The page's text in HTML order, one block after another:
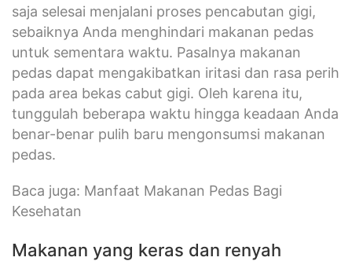
saja selesai menjalani proses pencabutan gigi,
sebaiknya Anda menghindari makanan pedas
untuk sementara waktu. Pasalnya makanan
pedas dapat mengakibatkan iritasi dan rasa perih
pada area bekas cabut gigi. Oleh karena itu,
tunggulah beberapa waktu hingga keadaan Anda
benar-benar pulih baru mengonsumsi makanan
pedas.
Baca juga: Manfaat Makanan Pedas Bagi
Kesehatan
Makanan yang keras dan renyah